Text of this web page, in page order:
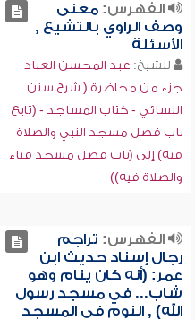
الفهرس:معنى
وصف الراوي بالتشيع ,
الأسئلة
للشيخ: عبد المحسن العباد
جزء من محاضرة ( شرح سنن
النسائي - كتاب المساجد - (تابع
باب فضل مسجد النبي والصلاة
فيه) إلى (باب فضل مسجد قباء
والصلاة فيه))
الفهرس: تراجم
رجال إسناد حديث ابن
عمر: (أنه كان ينام وهو
شاب... في مسجد رسول
الله) , النوم في المسجد